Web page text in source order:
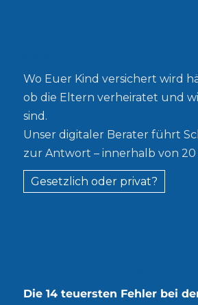
Wo Euer Kind versichert wird
ob die Eltern verheiratet und
sind.
Unser digitaler Berater führt
zur Antwort – innerhalb von
Gesetzlich oder privat?
Die 14 teuersten Fehler bei